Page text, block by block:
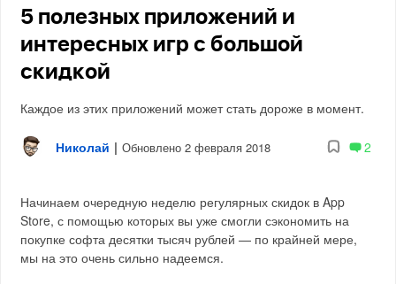
5 полезных приложений и
интересных игр с большой
скидкой
Каждое из этих приложений может стать дороже в момент.
Николай | Обновлено 2 февраля 2018 2
Начинаем очередную неделю регулярных скидок в App
Store, с помощью которых вы уже смогли сэкономить на
покупке софта десятки тысяч рублей — по крайней мере,
мы на это очень сильно надеемся.